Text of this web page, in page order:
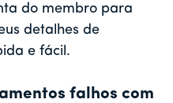
do membro para
detalhes de
e fácil.
falhos com